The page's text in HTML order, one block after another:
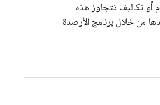
أو تكاليف تتجاوز هذه
من خلال برنامج الأرصدة